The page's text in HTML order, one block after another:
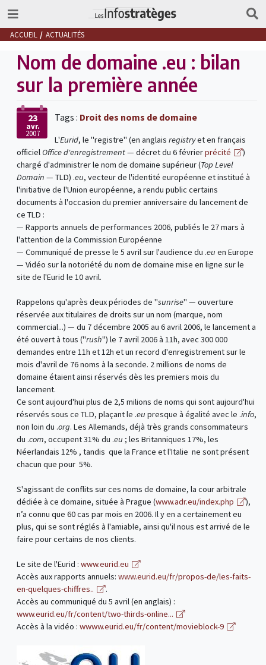
ACCUEIL ACTUALITÉS
Nom de domaine .eu : bilan
sur la première année
23
avr.
2007
Tags : Droit des noms de domaine
L'Eurid, le "registre" (en anglais registryet en français
officielOffice d'enregistrement— décret du 6 févrierprécité
)
chargé d'administrer le nom de domaine supérieur (Top Level
Domain — TLD) .eu, vecteur de l'identité européenne et institué à
l'initiative de l'Union européenne, a rendu public certains
documents à l'occasion du premier anniversaire du lancement de
ce TLD :
— Rapports annuels de performances 2006, publiés le 27 mars à
l'attention de la Commission Européenne
— Communiqué de presse le 5 avril sur l'audience du .eu en Europe
— Vidéo sur la notoriété du nom de domaine mise en ligne sur le
site de l'Eurid le 10 avril.
Rappelons qu'après deux périodes de "sunrise" — ouverture
réservée aux titulaires de droits sur un nom (marque, nom
commercial...) — du 7 décembre 2005 au 6 avril 2006, le lancement a
été ouvert à tous ("rush") le 7 avril 2006 à 11h, avec 300 000
demandes entre 11h et 12h et un record d'enregistrement sur le
mois d'avril de 76 noms à la seconde. 2 millions de noms de
domaine étaient ainsi réservés dès les premiers mois du
lancement.
Ce sont aujourd'hui plus de 2,5 milions de noms qui sont aujourd'hui
réservés sous ce TLD, plaçant le .eu presque à égalité avec le .info,
non loin du .org. Les Allemands, déjà très grands consommateurs
du .com, occupent 31% du .eu ; les Britanniques 17%, les
Néerlandais 12% , tandis que la France et l'Italie ne sont présent
chacun que pour 5%.
S'agissant de conflits sur ces noms de domaine, la cour arbitrale
dédiée à ce domaine, située à Prague (www.adr.eu/index.php
),
n’a connu que 60 cas par mois en 2006. Il y en a certainement eu
plus, qui se sont réglés à l'amiable, ainsi qu'il nous est arrivé de le
faire pour certains de nos clients.
Le site de l'Eurid : www.eurid.eu
Accès aux rapports annuels: www.eurid.eu/fr/propos-de/les-faits-
en-quelques-chiffres..
.
Accès au communiqué du 5 avril (en anglais) :
www.eurid.eu/fr/content/two-thirds-online...
Accès à la vidéo : wwww.eurid.eu/fr/content/movieblock-9